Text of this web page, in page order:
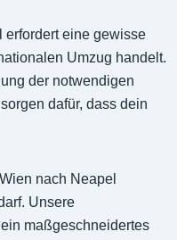
erfordert eine gewisse
Umzug handelt.
der notwendigen
dafür, dass dein
nach Neapel
Unsere
maßgeschneidertes